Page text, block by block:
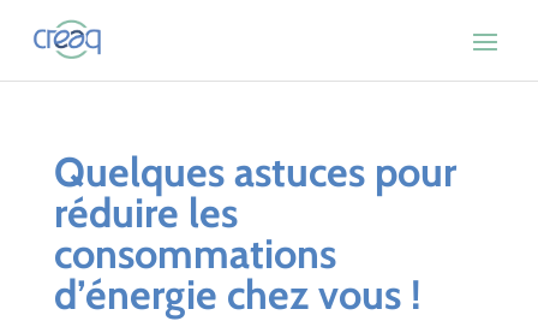
Quelques astuces pour
réduire les
consommations
d’énergie chez vous !